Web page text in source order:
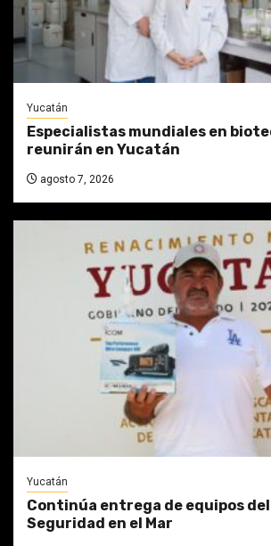
Yucatán
Especialistas mundiales en
reunirán en Yucatán
agosto 7, 2026
Yucatán
Continúa entrega de equipos
Seguridad en el Mar